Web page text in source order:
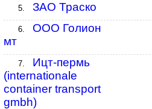
5. ЗАО Траско
6.
ООО Голион
мт
7.
Ицт-пермь
(internationale
container transport
gmbh)